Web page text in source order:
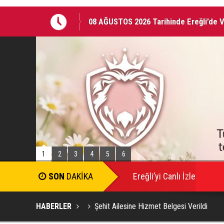
08 AĞUSTOS 2026 Tarihinde Ereğli’de
Ereğli Kaymakam Genel, Genç
1 2 3 4 5 6
Ereğli’yi Canlı İzle
HABERLER Şehit Ailesine Hizmet Belgesi Verildi